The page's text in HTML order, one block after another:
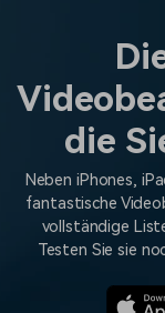
Dienstprogramme
Lösungen
Presseraum
Shop
Support
Funktionen
Assets
Video/Foto
Audio
Lösungen
Wer
Video-Lösungen
Ressourcen
Video-Prompts
Über 100 heiße
Hilfe-Center
Erste Schritte
die
Neben iPhones,
fantastische
vollständige
Testen Sie sie